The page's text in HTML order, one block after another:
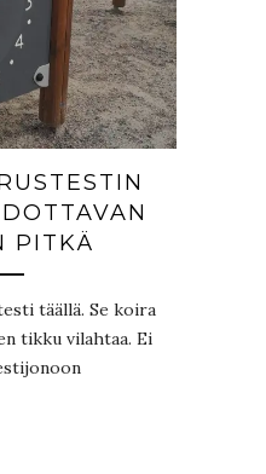
PITKÄ
täällä. Se koira
tikku vilahtaa. Ei